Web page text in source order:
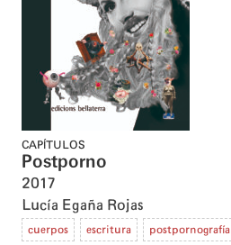
CAPÍTULOS
Postporno
2017
Lucía Egaña Rojas
cuerpos escritura postpornografía